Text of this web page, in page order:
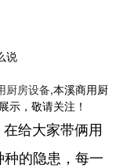
说
厨房设备,本溪商用厨
示，敬请关注！
给大家带俩用
的隐患，每一